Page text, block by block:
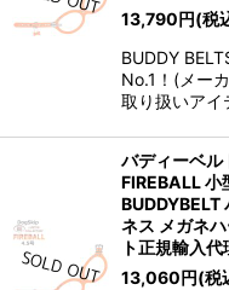
13,790円(税
BUDDY
No.1！(メー
取り扱いア
バディーベル
FIREBALL 小
BUDDYBELT
ネス メガネ
ト正規輸入
13,060円(税